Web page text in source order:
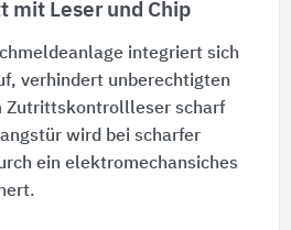
mit Leser und Chip
integriert sich
verhindert unberechtigten
Zutrittskontrollleser scharf
wird bei scharfer
ein elektromechansiches